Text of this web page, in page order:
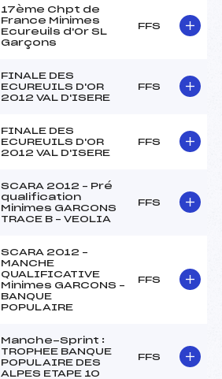
17ème Chpt de
France Minimes
Ecureuils d'Or SL
Garçons
FFS
FINALE DES
ECUREUILS D'OR
2012 VAL D'ISERE
FFS
FINALE DES
ECUREUILS D'OR
2012 VAL D'ISERE
FFS
SCARA 2012 – Pré
qualification
Minimes GARCONS
TRACE B – VEOLIA
FFS
SCARA 2012 –
MANCHE
QUALIFICATIVE
Minimes GARCONS –
BANQUE
POPULAIRE
FFS
Manche-Sprint :
TROPHEE BANQUE
POPULAIRE DES
ALPES ETAPE 10
FFS